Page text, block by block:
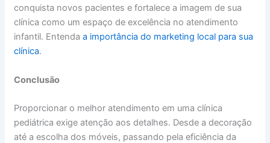
conquista novos pacientes e fortalece a imagem de sua
clínica como um espaço de excelência no atendimento
infantil. Entenda a importância do marketing local para sua
clínica.
Conclusão
Proporcionar o melhor atendimento em uma clínica
pediátrica exige atenção aos detalhes. Desde a decoração
até a escolha dos móveis, passando pela eficiência da